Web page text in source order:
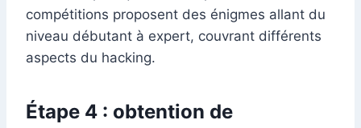
compétitions proposent des énigmes allant du
niveau débutant à expert, couvrant différents
aspects du hacking.
Étape 4 : obtention de